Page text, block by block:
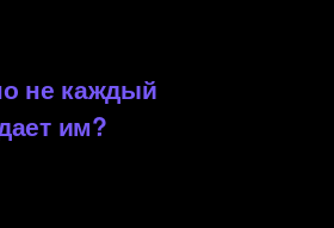
не каждый
им?